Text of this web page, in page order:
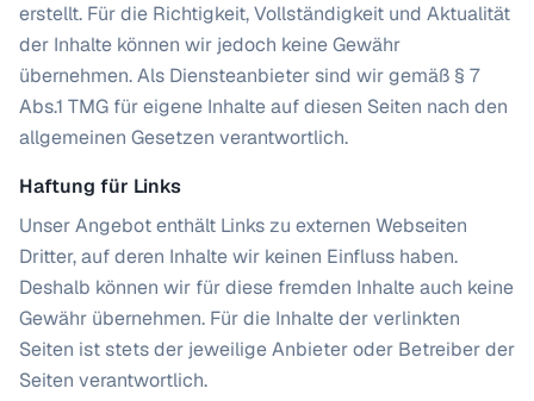
erstellt. Für die Richtigkeit, Vollständigkeit und Aktualität
der Inhalte können wir jedoch keine Gewähr
übernehmen. Als Diensteanbieter sind wir gemäß § 7
Abs.1 TMG für eigene Inhalte auf diesen Seiten nach den
allgemeinen Gesetzen verantwortlich.
Haftung für Links
Unser Angebot enthält Links zu externen Webseiten
Dritter, auf deren Inhalte wir keinen Einfluss haben.
Deshalb können wir für diese fremden Inhalte auch keine
Gewähr übernehmen. Für die Inhalte der verlinkten
Seiten ist stets der jeweilige Anbieter oder Betreiber der
Seiten verantwortlich.